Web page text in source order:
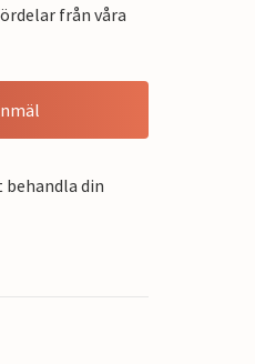
från våra
behandla din